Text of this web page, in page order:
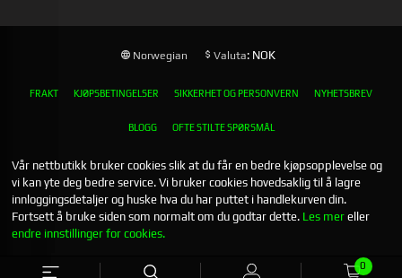
0
Norwegian Valuta: NOK
FRAKT KJØPSBETINGELSER SIKKERHET OG PERSONVERN NYHETSBREV
BLOGG OFTE STILTE SPØRSMÅL
Vår nettbutikk bruker cookies slik at du får en bedre kjøpsopplevelse og
vi kan yte deg bedre service. Vi bruker cookies hovedsaklig til å lagre
innloggingsdetaljer og huske hva du har puttet i handlekurven din.
Fortsett å bruke siden som normalt om du godtar dette. Les mer eller
endre innstillinger for cookies.